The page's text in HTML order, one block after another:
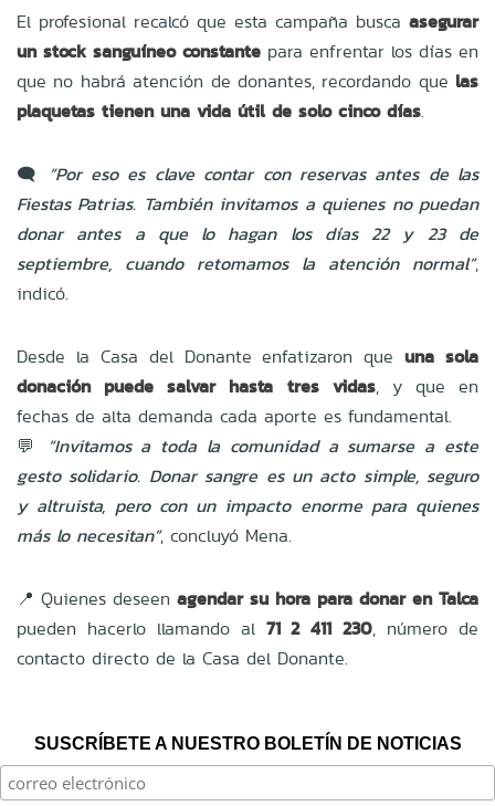
El profesional recalcó que esta campaña busca asegurar
un stock sanguíneo constante para enfrentar los días en
que no habrá atención de donantes, recordando que las
plaquetas tienen una vida útil de solo cinco días.
🗨️ “Por eso es clave contar con reservas antes de las
Fiestas Patrias. También invitamos a quienes no puedan
donar antes a que lo hagan los días 22 y 23 de
septiembre, cuando retomamos la atención normal”,
indicó.
Desde la Casa del Donante enfatizaron queuna sola
donación puede salvar hasta tres vidas, y que en
fechas de alta demanda cada aporte es fundamental.
💬
“Invitamos a toda la comunidad a sumarse a este
gesto solidario. Donar sangre es un acto simple, seguro
y altruista, pero con un impacto enorme para quienes
más lo necesitan”, concluyó Mena.
📍 Quienes deseen agendar su hora para donar en Talca
pueden hacerlo llamando al 71 2 411 230, número de
contacto directo de la Casa del Donante.
SUSCRÍBETE A NUESTRO BOLETÍN DE NOTICIAS